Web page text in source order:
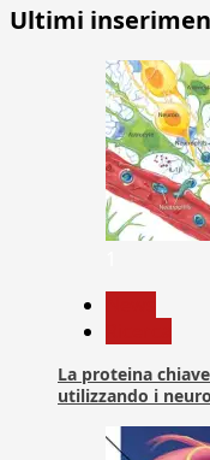
Ultimi
La proteina
utilizzando i